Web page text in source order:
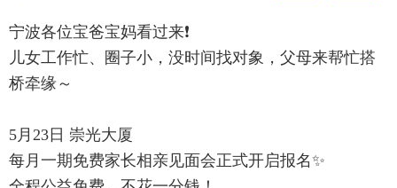
宁波各位宝爸宝妈看过来❗
儿女工作忙、圈子小，没时间找对象，父母来帮忙搭
桥牵缘～
5月23日 崇光大厦
每月一期免费家长相亲见面会正式开启报名✨